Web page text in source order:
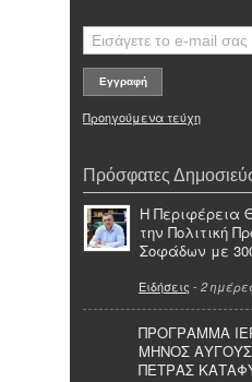
Προηγούμενα τεύχη
Πρόσφατες
Η Περιφέρεια
την Πολιτική
Σοφάδων με
Ειδήσεις - 2
ΠΡΟΓΡΑΜΜΑ
ΜΗΝΟΣ
ΠΕΤΡΑΣ